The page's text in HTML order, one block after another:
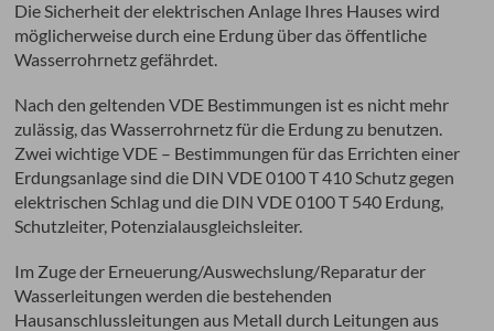
Die Sicherheit der elektrischen Anlage Ihres Hauses wird
möglicherweise durch eine Erdung über das öffentliche
Wasserrohrnetz gefährdet.
Nach den geltenden VDE Bestimmungen ist es nicht mehr
zulässig, das Wasserrohrnetz für die Erdung zu benutzen.
Zwei wichtige VDE – Bestimmungen für das Errichten einer
Erdungsanlage sind die DIN VDE 0100 T 410 Schutz gegen
elektrischen Schlag und die DIN VDE 0100 T 540 Erdung,
Schutzleiter, Potenzialausgleichsleiter.
Im Zuge der Erneuerung/Auswechslung/Reparatur der
Wasserleitungen werden die bestehenden
Hausanschlussleitungen aus Metall durch Leitungen aus